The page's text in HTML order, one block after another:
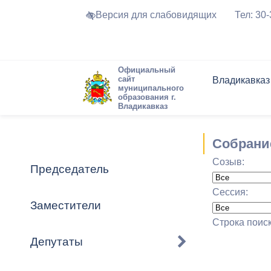
Версия для слабовидящих Тел:
Официальный
сайт
муниципального
образования г.
Владикавказ
Владикавказ
Устав
Города-
Торги и
Программа
Формы
Обратная
Комиссии
График
Новостная
Актуально
Председатель
Заместители
Депутаты
Созыв:
Сессия:
Строка